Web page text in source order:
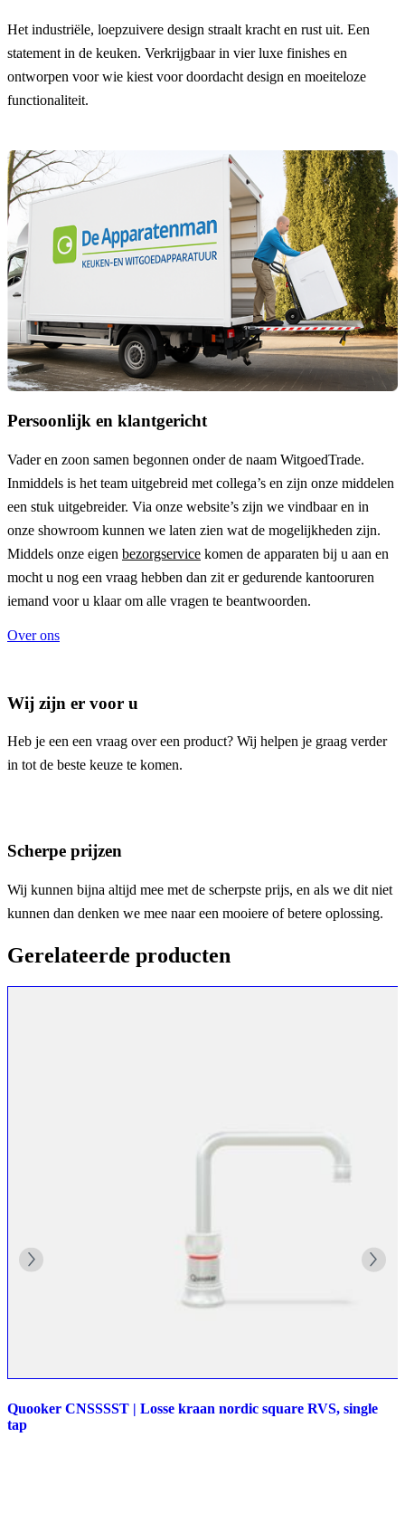
Het industriële, loepzuivere design straalt kracht en rust uit. Een
statement in de keuken. Verkrijgbaar in vier luxe finishes en
ontworpen voor wie kiest voor doordacht design en moeiteloze
functionaliteit.
Persoonlijk en klantgericht
Vader en zoon samen begonnen onder de naam WitgoedTrade.
Inmiddels is het team uitgebreid met collega’s en zijn onze middelen
een stuk uitgebreider. Via onze website’s zijn we vindbaar en in
onze showroom kunnen we laten zien wat de mogelijkheden zijn.
Middels onze eigen bezorgservice komen de apparaten bij u aan en
mocht u nog een vraag hebben dan zit er gedurende kantooruren
iemand voor u klaar om alle vragen te beantwoorden.
Over ons
Wij zijn er voor u
Heb je een een vraag over een product? Wij helpen je graag verder
in tot de beste keuze te komen.
Scherpe prijzen
Wij kunnen bijna altijd mee met de scherpste prijs, en als we dit niet
kunnen dan denken we mee naar een mooiere of betere oplossing.
Gerelateerde producten
Quooker CNSSSST | Losse kraan nordic square RVS, single
tap